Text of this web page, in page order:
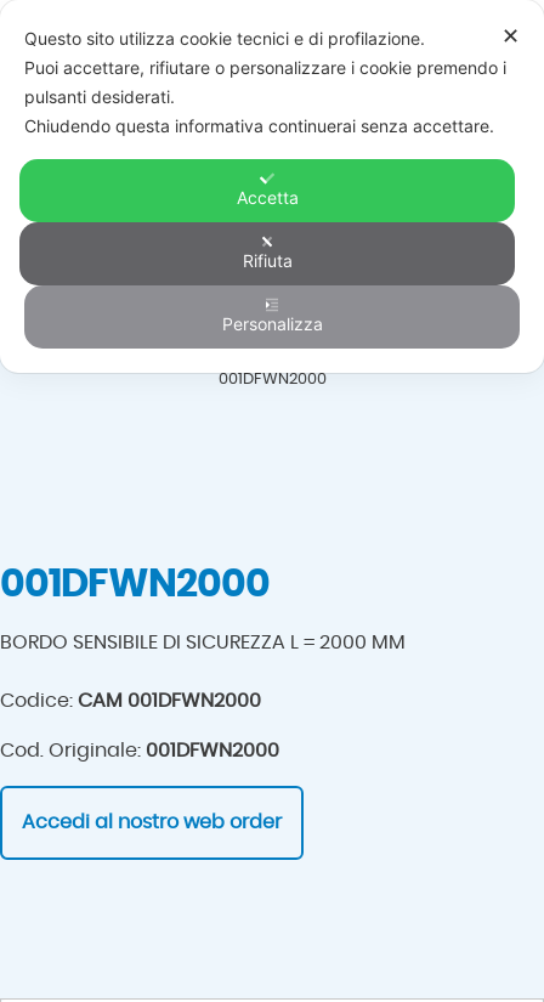
Accessori sicurezza
HOME/PRODOTTI/AUTOMAZIONE/ACCESSORI SICUREZZA/
001DFWN2000
001DFWN2000
BORDO SENSIBILE DI SICUREZZA L = 2000 MM
Codice: CAM 001DFWN2000
Cod. Originale: 001DFWN2000
Accedi al nostro web order
✕
Questo sito utilizza cookie tecnici e di profilazione.
Puoi accettare, rifiutare o personalizzare i cookie premendo i
pulsanti desiderati.
Chiudendo questa informativa continuerai senza accettare.
Accetta
Rifiuta
Personalizza